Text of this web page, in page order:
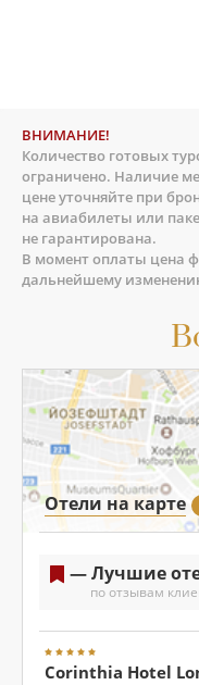
Отели на карте
— Лучшие
по отзывам
Corinthia Hotel
ВНИМАНИЕ!
Количество готовых
ограничено. Наличие
цене уточняйте при
на авиабилеты или
не гарантирована.
В момент оплаты цена
дальнейшему